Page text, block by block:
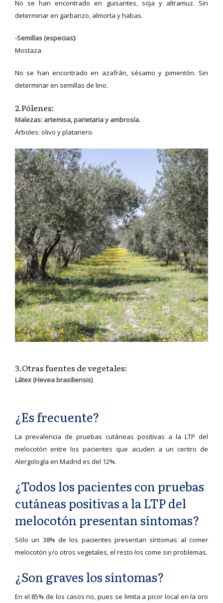
No se han encontrado en guisantes, soja y altramuz. Sin
determinar en garbanzo, almorta y habas.
-Semillas (especias):
Mostaza
No se han encontrado en azafrán, sésamo y pimentón. Sin
determinar en semillas de lino.
2.Pólenes:
Malezas: artemisa, parietaria y ambrosía.
Árboles: olivo y platanero.
3.Otras fuentes de vegetales:
Látex (Hevea brasiliensis)
¿Es frecuente?
La prevalencia de pruebas cutáneas positivas a la LTP del
melocotón entre los pacientes que acuden a un centro de
Alergología en Madrid es del 12%.
¿Todos los pacientes con pruebas
cutáneas positivas a la LTP del
melocotón presentan síntomas?
Sólo un 38% de los pacientes presentan síntomas al comer
melocotón y/o otros vegetales, el resto los come sin problemas.
¿Son graves los síntomas?
En el 85% de los casos no, pues se limita a picor local en la oro